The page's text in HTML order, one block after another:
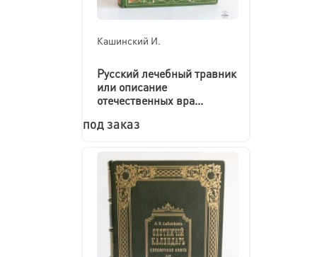
Кашинский И.
Русский лечебный травник
или описание
отечественных вра...
под заказ